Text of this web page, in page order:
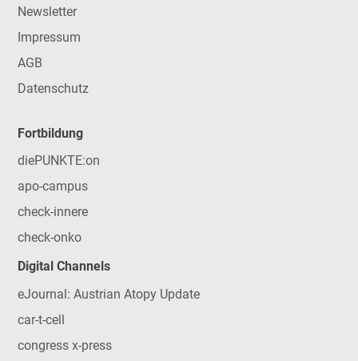
Newsletter
Impressum
AGB
Datenschutz
Fortbildung
diePUNKTE:on
apo-campus
check-innere
check-onko
Digital Channels
eJournal: Austrian Atopy Update
car-t-cell
congress x-press